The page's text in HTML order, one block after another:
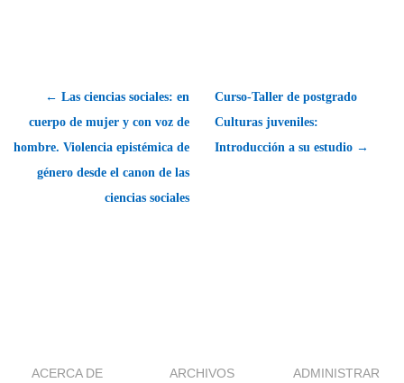
← Las ciencias sociales: en
cuerpo de mujer y con voz de
hombre. Violencia epistémica de
género desde el canon de las
ciencias sociales
Curso-Taller de postgrado
Culturas juveniles:
Introducción a su estudio →
ACERCA DE ARCHIVOS ADMINISTRAR